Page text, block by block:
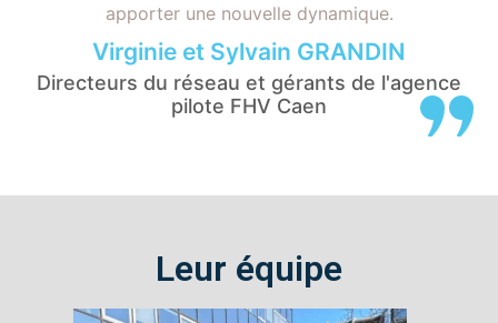
apporter une nouvelle dynamique.
Virginie et Sylvain GRANDIN
Directeurs du réseau et gérants de l'agence
pilote FHV Caen
Leur équipe